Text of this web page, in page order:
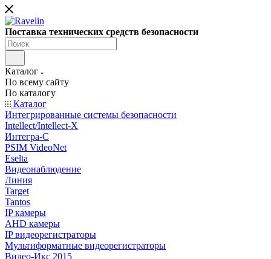
Поставка технических средств безопасности
Каталог
По всему сайту
По каталогу
Каталог
Интегрированные системы безопасности
Intellect/Intellect-X
Интегра-С
PSIM VideoNet
Eselta
Видеонаблюдение
Линия
Target
Tantos
IP камеры
AHD камеры
IP видеорегистраторы
Мультиформатные видеорегистраторы
Видео-Икс 2015